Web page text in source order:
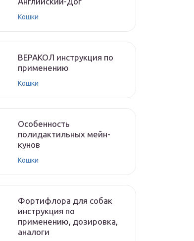
Кошки
ВЕРАКОЛ инструкция по
применению
Кошки
Особенность
полидактильных мейн-
кунов
Кошки
Фортифлора для собак
инструкция по
применению, дозировка,
аналоги